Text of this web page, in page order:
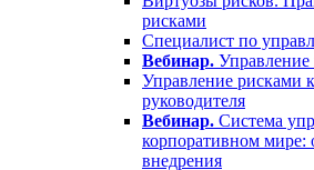
рисками
Специалист по
Вебинар.
Управление рисками
руководителя
Вебинар. Система
корпоративном мире:
внедрения